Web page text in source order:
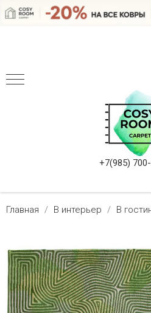
+7(985)
Главная В интерьер В